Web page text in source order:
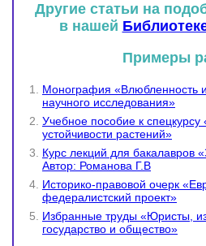
Другие статьи на
в нашей
Примеры
Монография «Влюбленность
научного исследования»
Учебное пособие к спецкурсу
устойчивости растений»
Курс лекций для бакалавров
Автор: Романова Г.В
Историко-правовой очерк
федералистский проект»
Избранные труды «Юристы,
государство и общество»